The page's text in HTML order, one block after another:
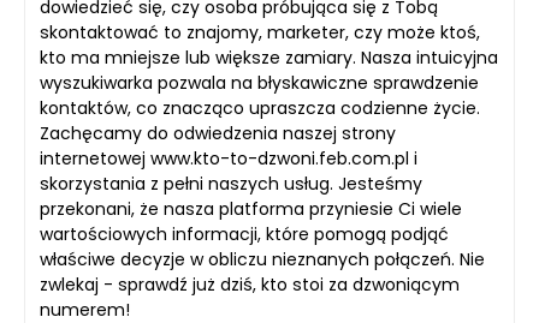
dowiedzieć się, czy osoba próbująca się z Tobą
skontaktować to znajomy, marketer, czy może ktoś,
kto ma mniejsze lub większe zamiary. Nasza intuicyjna
wyszukiwarka pozwala na błyskawiczne sprawdzenie
kontaktów, co znacząco upraszcza codzienne życie.
Zachęcamy do odwiedzenia naszej strony
internetowej www.kto-to-dzwoni.feb.com.pl i
skorzystania z pełni naszych usług. Jesteśmy
przekonani, że nasza platforma przyniesie Ci wiele
wartościowych informacji, które pomogą podjąć
właściwe decyzje w obliczu nieznanych połączeń. Nie
zwlekaj - sprawdź już dziś, kto stoi za dzwoniącym
numerem!